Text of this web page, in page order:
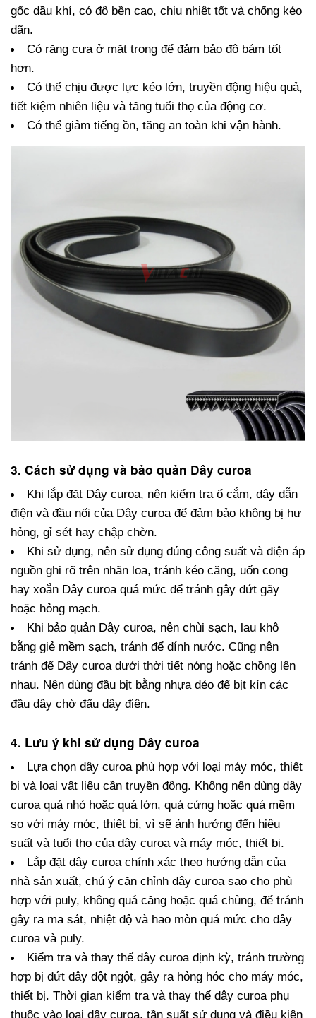
gốc dầu khí, có độ bền cao, chịu nhiệt tốt và chống kéo
dãn.
Có răng cưa ở mặt trong để đảm bảo độ bám tốt
hơn.
Có thể chịu được lực kéo lớn, truyền động hiệu quả,
tiết kiệm nhiên liệu và tăng tuổi thọ của động cơ.
Có thể giảm tiếng ồn, tăng an toàn khi vận hành.
3. Cách sử dụng và bảo quản Dây curoa
Khi lắp đặt Dây curoa, nên kiểm tra ổ cắm, dây dẫn
điện và đầu nối của Dây curoa để đảm bảo không bị hư
hỏng, gỉ sét hay chập chờn.
Khi sử dụng, nên sử dụng đúng công suất và điện áp
nguồn ghi rõ trên nhãn loa, tránh kéo căng, uốn cong
hay xoắn Dây curoa quá mức để tránh gây đứt gãy
hoặc hỏng mạch.
Khi bảo quản Dây curoa, nên chùi sạch, lau khô
bằng giẻ mềm sạch, tránh để dính nước. Cũng nên
tránh để Dây curoa dưới thời tiết nóng hoặc chồng lên
nhau. Nên dùng đầu bịt bằng nhựa dẻo để bịt kín các
đầu dây chờ đấu dây điện.
4. Lưu ý khi sử dụng Dây curoa
Lựa chọn dây curoa phù hợp với loại máy móc, thiết
bị và loại vật liệu cần truyền động. Không nên dùng dây
curoa quá nhỏ hoặc quá lớn, quá cứng hoặc quá mềm
so với máy móc, thiết bị, vì sẽ ảnh hưởng đến hiệu
suất và tuổi thọ của dây curoa và máy móc, thiết bị.
Lắp đặt dây curoa chính xác theo hướng dẫn của
nhà sản xuất, chú ý căn chỉnh dây curoa sao cho phù
hợp với puly, không quá căng hoặc quá chùng, để tránh
gây ra ma sát, nhiệt độ và hao mòn quá mức cho dây
curoa và puly.
Kiểm tra và thay thế dây curoa định kỳ, tránh trường
hợp bị đứt dây đột ngột, gây ra hỏng hóc cho máy móc,
thiết bị. Thời gian kiểm tra và thay thế dây curoa phụ
thuộc vào loại dây curoa, tần suất sử dụng và điều kiện